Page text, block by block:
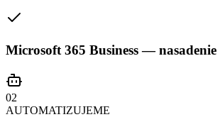
Microsoft 365 Business —
02
AUTOMATIZUJEME